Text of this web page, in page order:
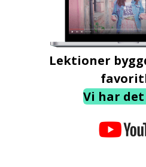
Lektioner
Vi har det